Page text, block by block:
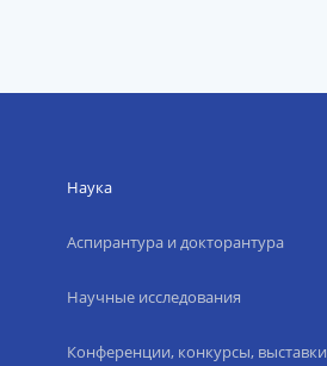
Наука
Аспирантура и докторантура
Научные исследования
Конференции, конкурсы, выставки